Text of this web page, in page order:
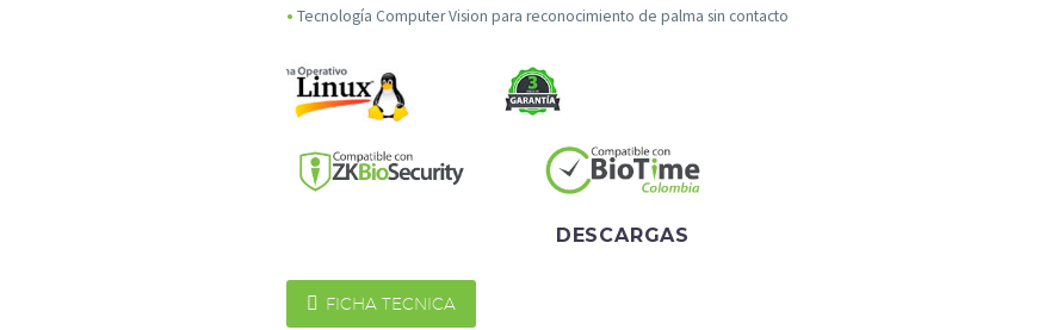
• Tecnología Computer Vision para reconocimiento de palma sin contacto
DESCARGAS
 FICHA TECNICA
opcionales.